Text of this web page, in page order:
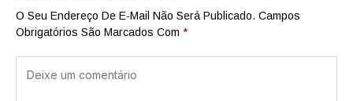
O Seu Endereço De E-Mail Não Será Publicado. Campos
Obrigatórios São Marcados Com *